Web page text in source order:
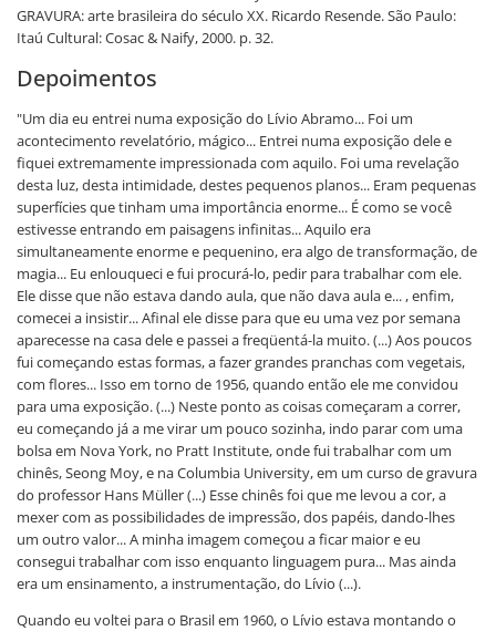
GRAVURA: arte brasileira do século XX. Ricardo Resende. São Paulo:
Itaú Cultural: Cosac & Naify, 2000. p. 32.
Depoimentos
"Um dia eu entrei numa exposição do Lívio Abramo... Foi um
acontecimento revelatório, mágico... Entrei numa exposição dele e
fiquei extremamente impressionada com aquilo. Foi uma revelação
desta luz, desta intimidade, destes pequenos planos... Eram pequenas
superfícies que tinham uma importância enorme... É como se você
estivesse entrando em paisagens infinitas... Aquilo era
simultaneamente enorme e pequenino, era algo de transformação, de
magia... Eu enlouqueci e fui procurá-lo, pedir para trabalhar com ele.
Ele disse que não estava dando aula, que não dava aula e... , enfim,
comecei a insistir... Afinal ele disse para que eu uma vez por semana
aparecesse na casa dele e passei a freqüentá-la muito. (...) Aos poucos
fui começando estas formas, a fazer grandes pranchas com vegetais,
com flores... Isso em torno de 1956, quando então ele me convidou
para uma exposição. (...) Neste ponto as coisas começaram a correr,
eu começando já a me virar um pouco sozinha, indo parar com uma
bolsa em Nova York, no Pratt Institute, onde fui trabalhar com um
chinês, Seong Moy, e na Columbia University, em um curso de gravura
do professor Hans Müller (...) Esse chinês foi que me levou a cor, a
mexer com as possibilidades de impressão, dos papéis, dando-lhes
um outro valor... A minha imagem começou a ficar maior e eu
consegui trabalhar com isso enquanto linguagem pura... Mas ainda
era um ensinamento, a instrumentação, do Lívio (...).
Quando eu voltei para o Brasil em 1960, o Lívio estava montando o